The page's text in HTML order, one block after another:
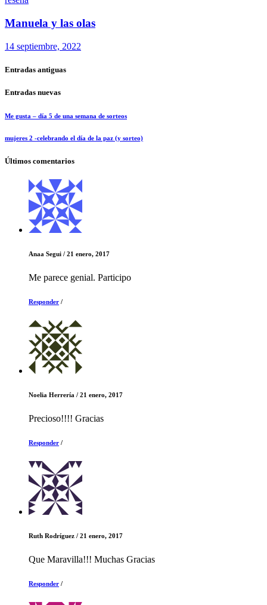
Manuela y las olas
14 septiembre, 2022
Entradas antiguas
Entradas nuevas
Me gusta – día 5 de una semana de sorteos
mujeres 2 -celebrando el día de la paz (y sorteo)
Últimos comentarios
Anaa Segui / 21 enero, 2017
Me parece genial. Participo
Responder /
Noelia Herrería / 21 enero, 2017
Precioso!!!! Gracias
Responder /
Ruth Rodríguez / 21 enero, 2017
Que Maravilla!!! Muchas Gracias
Responder /